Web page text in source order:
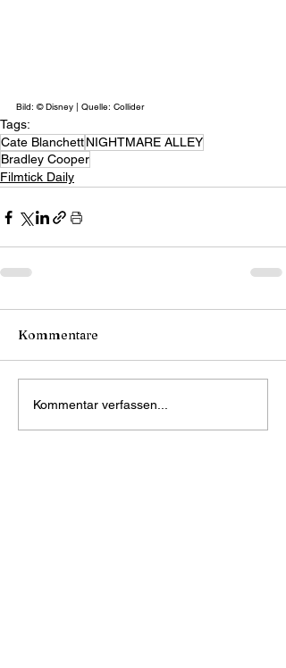
Bild: © Disney | Quelle: Collider
Tags:
Cate BlanchettNIGHTMARE ALLEY
Bradley Cooper
Filmtick Daily
Kommentare
Kommentar verfassen...